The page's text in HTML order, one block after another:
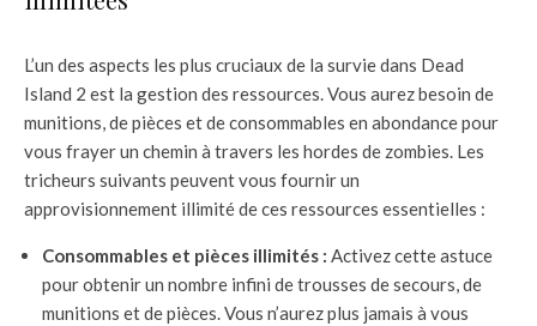
L’un des aspects les plus cruciaux de la survie dans Dead
Island 2 est la gestion des ressources. Vous aurez besoin de
munitions, de pièces et de consommables en abondance pour
vous frayer un chemin à travers les hordes de zombies. Les
tricheurs suivants peuvent vous fournir un
approvisionnement illimité de ces ressources essentielles :
Consommables et pièces illimités : Activez cette astuce
pour obtenir un nombre infini de trousses de secours, de
munitions et de pièces. Vous n’aurez plus jamais à vous